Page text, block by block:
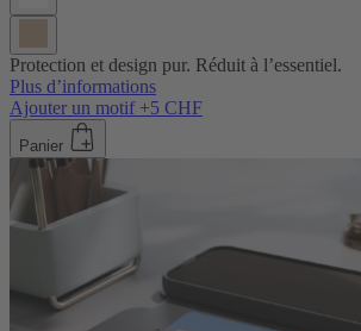
Protection et design pur. Réduit à l’essentiel.
Plus d’informations
Ajouter un motif +5 CHF
Panier